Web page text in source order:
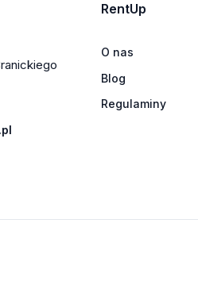
RentUp
O nas
Blog
Regulaminy